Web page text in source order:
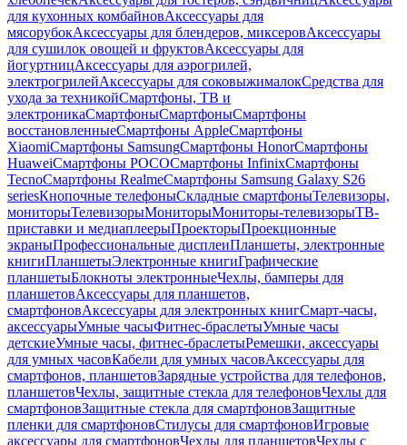
для кухонных комбайновАксессуары для
мясорубокАксессуары для блендеров, миксеровАксессуары
для сушилок овощей и фруктовАксессуары для
йогуртницАксессуары для аэрогрилей,
электрогрилейАксессуары для соковыжималокСредства для
ухода за техникойСмартфоны, ТВ и
электроникаСмартфоныСмартфоныСмартфоны
восстановленныеСмартфоны AppleСмартфоны
XiaomiСмартфоны SamsungСмартфоны HonorСмартфоны
HuaweiСмартфоны POCOСмартфоны InfinixСмартфоны
TecnoСмартфоны RealmeСмартфоны Samsung Galaxy S26
seriesКнопочные телефоныСкладные смартфоныТелевизоры,
мониторыТелевизорыМониторыМониторы-телевизорыТВ-
приставки и медиаплеерыПроекторыПроекционные
экраныПрофессиональные дисплеиПланшеты, электронные
книгиПланшетыЭлектронные книгиГрафические
планшетыБлокноты электронныеЧехлы, бамперы для
планшетовАксессуары для планшетов,
смартфоновАксессуары для электронных книгСмарт-часы,
аксессуарыУмные часыФитнес-браслетыУмные часы
детскиеУмные часы, фитнес-браслетыРемешки, аксессуары
для умных часовКабели для умных часовАксессуары для
смартфонов, планшетовЗарядные устройства для телефонов,
планшетовЧехлы, защитные стекла для телефоновЧехлы для
смартфоновЗащитные стекла для смартфоновЗащитные
пленки для смартфоновСтилусы для смартфоновИгровые
аксессуары для смартфоновЧехлы для планшетовЧехлы с